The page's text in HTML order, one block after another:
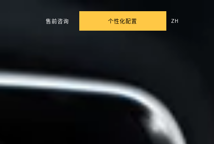
售前咨询 个性化配置 ZH